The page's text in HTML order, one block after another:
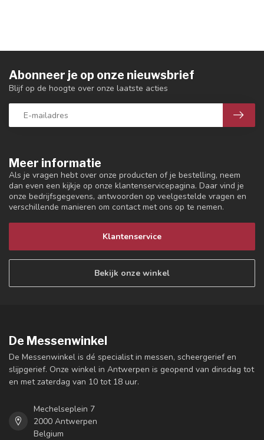
Meer informatie
Als je vragen hebt over onze producten of je bestelling, neem
dan even een kijkje op onze klantenservicepagina. Daar vind je
onze bedrijfsgegevens, antwoorden op veelgestelde vragen en
verschillende manieren om contact met ons op te nemen.
Klantenservice
Bekijk onze winkel
Abonneer je op onze nieuwsbrief
Blijf op de hoogte over onze laatste acties
De Messenwinkel
De Messenwinkel is dé specialist in messen, scheergerief en
slijpgerief. Onze winkel in Antwerpen is geopend van dinsdag tot
en met zaterdag van 10 tot 18 uur.
Mechelseplein 7
2000 Antwerpen
Belgium